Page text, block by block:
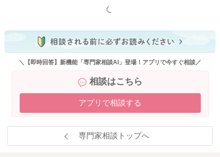
もっと見る
＼【即時回答】新機能「専門家相談AI」登場！アプリで今すぐ相談／
相談はこちら
アプリで相談する
専門家相談トップへ